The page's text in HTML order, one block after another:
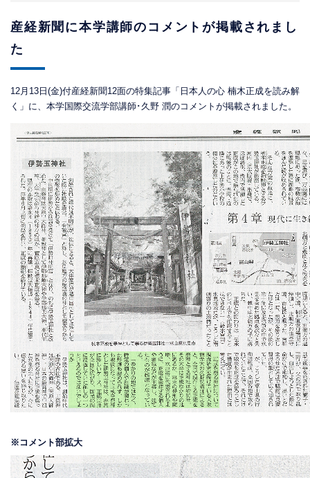
産経新聞に本学講師のコメントが掲載されまし
た
12月13日(金)付産経新聞12面の特集記事「日本人の心 楠木正成を読み解
く」に、本学国際交流学部講師･久野 潤のコメントが掲載されました。
※コメント部拡大